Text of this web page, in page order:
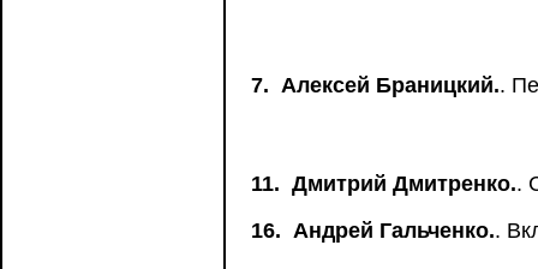
7. Алексей Браницкий..
11. Дмитрий Дмитренко..
16. Андрей Гальченко..